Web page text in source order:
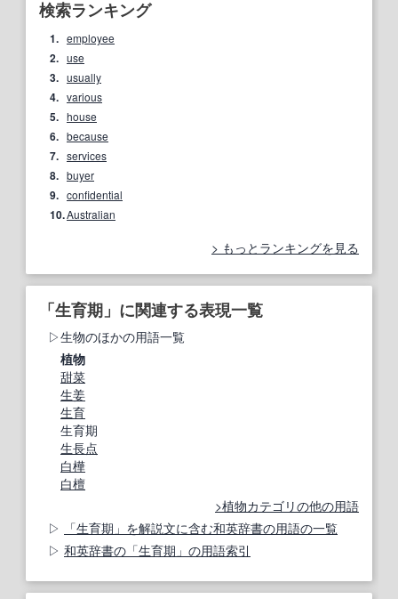
検索ランキング
1. employee
2. use
3. usually
4. various
5. house
6. because
7. services
8. buyer
9. confidential
10.Australian
もっとランキングを見る
「生育期」に関連する表現一覧
生物のほかの用語一覧
植物
甜菜
生姜
生育
生育期
生長点
白樺
白檀
植物カテゴリの他の用語
「生育期」を解説文に含む和英辞書の用語の一覧
和英辞書の「生育期」の用語索引